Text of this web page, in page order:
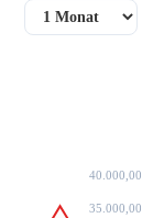
40.000,00
35.000,00